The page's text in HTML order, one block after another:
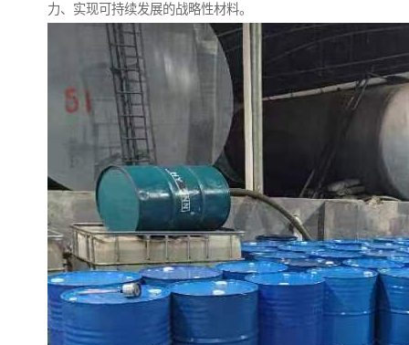
力、实现可持续发展的战略性材料。